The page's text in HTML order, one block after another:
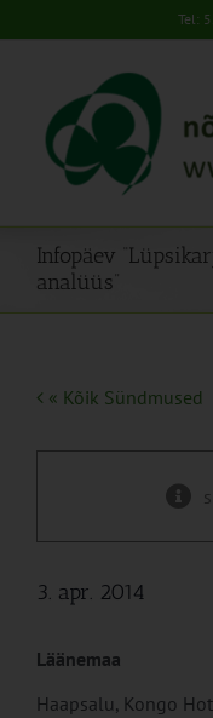
to
Tel:
Infopäev
analüüs”
« Kõik Sündmused
3. apr. 2014
Läänemaa
Haapsalu, Kongo